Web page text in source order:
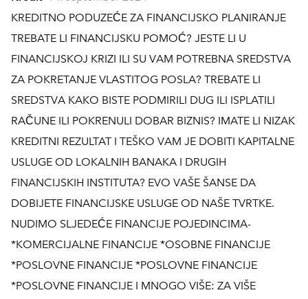
KREDITNO PODUZEĆE ZA FINANCIJSKO PLANIRANJE
TREBATE LI FINANCIJSKU POMOĆ? JESTE LI U
FINANCIJSKOJ KRIZI ILI SU VAM POTREBNA SREDSTVA
ZA POKRETANJE VLASTITOG POSLA? TREBATE LI
SREDSTVA KAKO BISTE PODMIRILI DUG ILI ISPLATILI
RAČUNE ILI POKRENULI DOBAR BIZNIS? IMATE LI NIZAK
KREDITNI REZULTAT I TEŠKO VAM JE DOBITI KAPITALNE
USLUGE OD LOKALNIH BANAKA I DRUGIH
FINANCIJSKIH INSTITUTA? EVO VAŠE ŠANSE DA
DOBIJETE FINANCIJSKE USLUGE OD NAŠE TVRTKE.
NUDIMO SLJEDEĆE FINANCIJE POJEDINCIMA-
*KOMERCIJALNE FINANCIJE *OSOBNE FINANCIJE
*POSLOVNE FINANCIJE *POSLOVNE FINANCIJE
*POSLOVNE FINANCIJE I MNOGO VIŠE: ZA VIŠE